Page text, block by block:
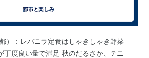
）：レバニラ定食はしゃきしゃき野菜
丁度良い量で満足 秋のだるさか、テニ